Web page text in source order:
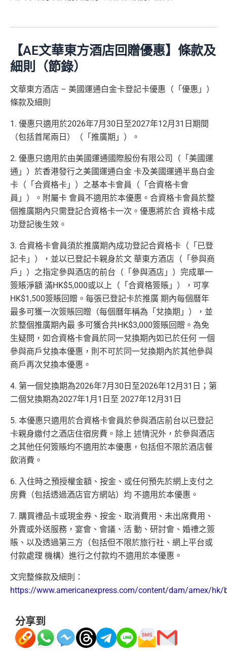
用（2026年起有條件）
最新已經加埋
oots98 或 Lee Fa Yuen Express到攞份餐
留意AE Explorer可以用既Lounge唔係
AE Centu
每年簽賬達HK$150,000，可獲豁免下年度HK
$2,200之基本卡會籍年費，亦可繼續使用首2張
附屬卡而無須繳付年費
AE積分無限期，AE積分可兌換至10間航空公司夥伴之
飛行里數（行政費亦將全免）：Asia Miles, Avios、E
mirates、Finnair及KrisFlyer等里數計劃都有份：18,00
0運通積分= 1,000里→AE積分兌換里數
全年積分獎賞：靈活運用美國運通積分兌換現金券／P
ay with Points / 憑分繳費、Travel with Points憑分預訂
$1）、酒店積分（Marriott Bonvoy積分 或是Hilton Hon
ors積分）、生活家品等
（ 主卡及附屬卡）可以憑卡進入香港機場Plaza Premi
um Lounge貴賓候機室，每曆年上限合共8次
。了解更
多：AE Explorer lounge 貴賓室
全年電影優惠：專享香港百老匯院線4DX、3D、2D及
IMAX 電影正價戲票9折優惠
免費旅遊保障：旅遊意外保障金額高達HK$350萬（需
以AE Explorer卡訂機票）
證、 45日購物保障、延長保養服務及價格保障
全球24小時提供協助：透過「運通財」服務於世界各
地提取現金、超過2,200間美國運通旅遊辦事處提供之
專有服務
批卡特快，5-10個工作天
沒有
一連串American Express信用卡消費優惠
查看更多信用卡詳情及分析...
88
里
賞
金
#
申請完填Form
金#❗️（由里先生派出🎯38新會員+成功批卡50額
外里賞金）
以上加總，迎新有 76
0,000 AE積分(相等於42,222里數)+H
(由里先生派出)， 獎賞將於簽賬後16星期或以內
存入卡會
員之基本卡的美國運通積分計劃戶口內。
新客戶立即申請：MrMiles.hk/ae-charge-
application/
現有客戶立即申請：MrMiles.hk/ae-charg
果用iPhone/Mac的話會可能有Adblock，建議你改返啲S
etting再申請：MrMiles.hk/adblock/）
#每1里賞金 ≈ HK$1，可兌換FPS轉數快回贈！詳情MrMi
les.hk/mmcredit
✅優點
HK$9,500年費已經包晒AE Explorer年費
可以無限次入全球AE Lounge(The Centurion Lounge)
on Lounges位於美國
全年全家旅遊保險！
免費申請2張附屬卡
俾你，最新Policy仲打以拎嚟帶多1個guest入
Amex Platinum Travel Service -Fine Hotels & Resorts
得upgrade套房，免費早餐，Late check out等等benefit
s
可以轉積分為多個飛行里數或酒店積分計劃，包括Asi
ssential到先唔需要急住燒晒啲分
低級別信用卡都仲可以換到飛行里數，雖然要手續費
但有得換里數都算係咁
電影禮遇 ：專享香港百老匯院線4DX、3D、2D及 IMA
X 電影正價戲票9折優惠
查看更多信用卡詳情及分析...
【AE文華東方酒店回贈優惠】條款及
細則（節錄）
文華東方酒店 – 美國運通白金卡登記卡優惠（「優惠」）
條款及細則
1. 優惠只適用於2026年7月30日至2027年12月31日期間
（包括首尾兩日）（「推廣期」）。
2. 優惠只適用於由美國運通國際股份有限公司（「美國運
通」）於香港發行之美國運通白金 卡及美國運通半島白金
卡（「合資格卡」）之基本卡會員（「合資格卡會
員」）。附屬卡 會員不適用於本優惠。合資格卡會員於整
個推廣期內只需登記合資格卡一次。優惠將於合 資格卡成
功登記後生效。
3. 合資格卡會員須於推廣期內成功登記合資格卡（「已登
記卡」），並以已登記卡親身於文 華東方酒店（「參與商
戶」）之指定參與酒店的前台（「參與酒店」）完成單一
簽賬淨額 滿HK$5,000或以上（「合資格簽賬」），可享
HK$1,500簽賬回贈。每張已登記卡於推廣 期內每個曆年
最多可獲一次簽賬回贈（每個曆年稱為「兌換期」），並
於整個推廣期內最 多可獲合共HK$3,000簽賬回贈。為免
生疑問，如合資格卡會員於同一兌換期內如已於任何 一個
參與商戶兌換本優惠，則不可於同一兌換期內於其他參與
商戶再次兌換本優惠。
4. 第一個兌換期為2026年7月30日至2026年12月31日；第
二個兌換期為2027年1月1日至 2027年12月31日
5. 本優惠只適用於合資格卡會員於參與酒店前台以已登記
卡親身繳付之酒店住宿房費。除上 述情況外，於參與酒店
之其他任何簽賬均不適用於本優惠，包括但不限於酒店餐
飲消費。
6. 入住時之預授權金額、按金、或任何預先於網上支付之
房費（包括透過酒店官方網站）均 不適用於本優惠。
7. 購買禮品卡或現金券、按金、取消費用、未出席費用、
外賣或外送服務，宴會、會議、活 動、研討會、婚禮之簽
賬、以及透過第三方（包括但不限於旅行社、網上平台或
付款處理 機構）進行之付款均不適用於本優惠。
文完整條款及細則：
https://www.americanexpress.com/content/dam/amex/
分享到